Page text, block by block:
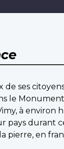
ses
le
à environ
durant
en